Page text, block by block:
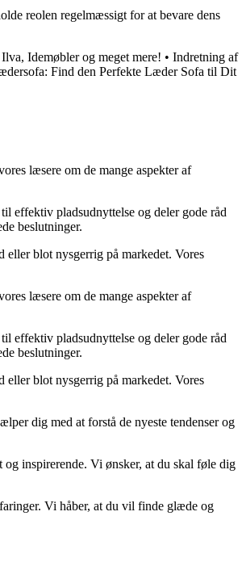
reolen regelmæssigt for at bevare dens
Idemøbler og meget mere! • Indretning af
Find den Perfekte Læder Sofa til Dit
læsere om de mange aspekter af
effektiv pladsudnyttelse og deler gode råd
beslutninger.
eller blot nysgerrig på markedet. Vores
læsere om de mange aspekter af
effektiv pladsudnyttelse og deler gode råd
beslutninger.
eller blot nysgerrig på markedet. Vores
dig med at forstå de nyeste tendenser og
inspirerende. Vi ønsker, at du skal føle dig
Vi håber, at du vil finde glæde og